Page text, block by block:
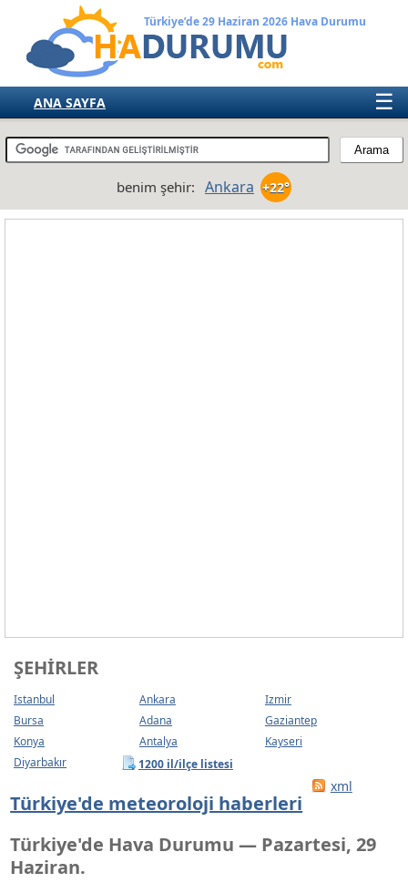
Türkiye’de 29 Haziran 2026 Hava Durumu
☰
ANA SAYFA
TÜRKİYE
AVRUPA
benim şehir: Ankara +22°
ŞEHIRLER
Istanbul Ankara
Izmir
Bursa
Adana
Gaziantep
Konya
Antalya
Kayseri
Diyarbakır
1200 il/ilçe listesi
Türkiye'de meteoroloji haberleri
xml
Türkiye'de Hava Durumu — Pazartesi, 29
Haziran.